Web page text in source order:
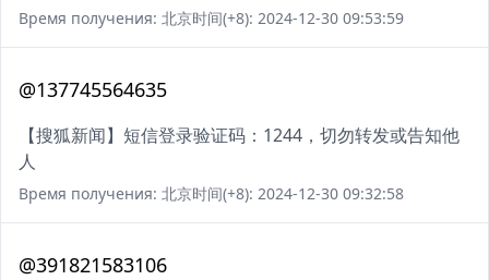
Время получения: 北京时间(+8): 2024-12-30 09:53:59
@137745564635
【搜狐新闻】短信登录验证码：1244，切勿转发或告知他
人
Время получения: 北京时间(+8): 2024-12-30 09:32:58
@391821583106